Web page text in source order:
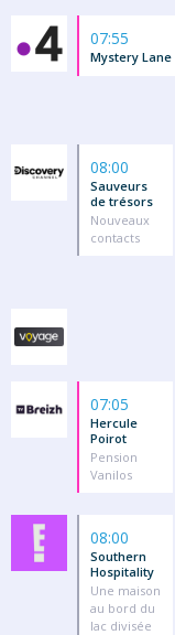
07:55
Mystery Lane
08:00
Sauveurs
de trésors
Nouveaux
contacts
07:05
Hercule
Poirot
Pension
Vanilos
08:00
Southern
Hospitality
Une maison
au bord du
lac divisée